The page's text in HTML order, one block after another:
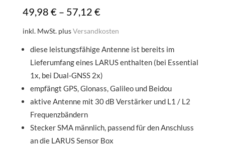
49,98 € – 57,12 €
inkl. MwSt. plusVersandkosten
diese leistungsfähige Antenne ist bereits im
Lieferumfang eines LARUS enthalten (bei Essential
1x, bei Dual-GNSS 2x)
empfängt GPS, Glonass, Galileo und Beidou
aktive Antenne mit 30 dB Verstärker und L1 / L2
Frequenzbändern
Stecker SMA männlich, passend für den Anschluss
an die LARUS Sensor Box